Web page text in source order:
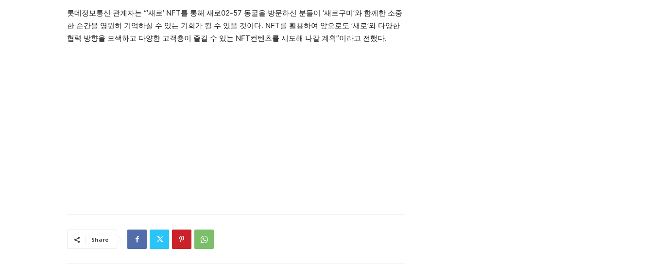
롯데정보통신 관계자는 “’새로’ NFT를 통해 새로02-57 동굴을 방문하신 분들이 ‘새로구미’와 함께한 소중
한 순간을 영원히 기억하실 수 있는 기회가 될 수 있을 것이다. NFT를 활용하여 앞으로도 ’새로’와 다양한
협력 방향을 모색하고 다양한 고객층이 즐길 수 있는 NFT컨텐츠를 시도해 나갈 계획”이라고 전했다.
Share